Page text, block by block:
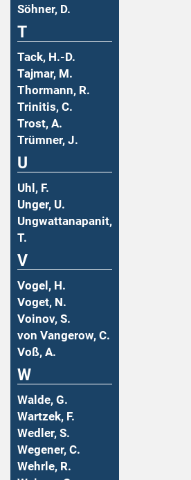
Söhner, D.
T
Tack, H.-D.
Tajmar, M.
Thormann, R.
Trinitis, C.
Trost, A.
Trümner, J.
U
Uhl, F.
Unger, U.
Ungwattanapanit,
T.
V
Vogel, H.
Voget, N.
Voinov, S.
von Vangerow, C.
Voß, A.
W
Walde, G.
Wartzek, F.
Wedler, S.
Wegener, C.
Wehrle, R.